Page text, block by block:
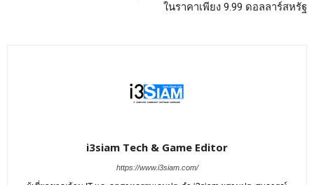
ในราคาเพียง 9.99 ดอลลาร์สหรัฐ
i3siam Tech & Game Editor
https://www.i3siam.com/